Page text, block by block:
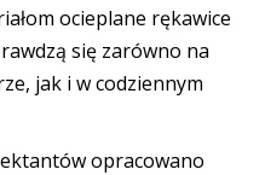
ocieplane rękawice
się zarówno na
jak i w codziennym
opracowano